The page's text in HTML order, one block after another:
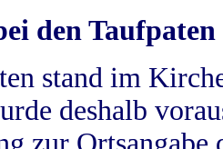
den Taufpaten
stand im
deshalb